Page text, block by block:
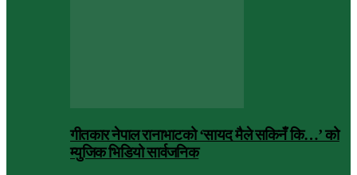
गीतकार नेपाल रानाभाटको ‘सायद मैले सकिनँ कि…’ को
म्युजिक भिडियो सार्वजनिक